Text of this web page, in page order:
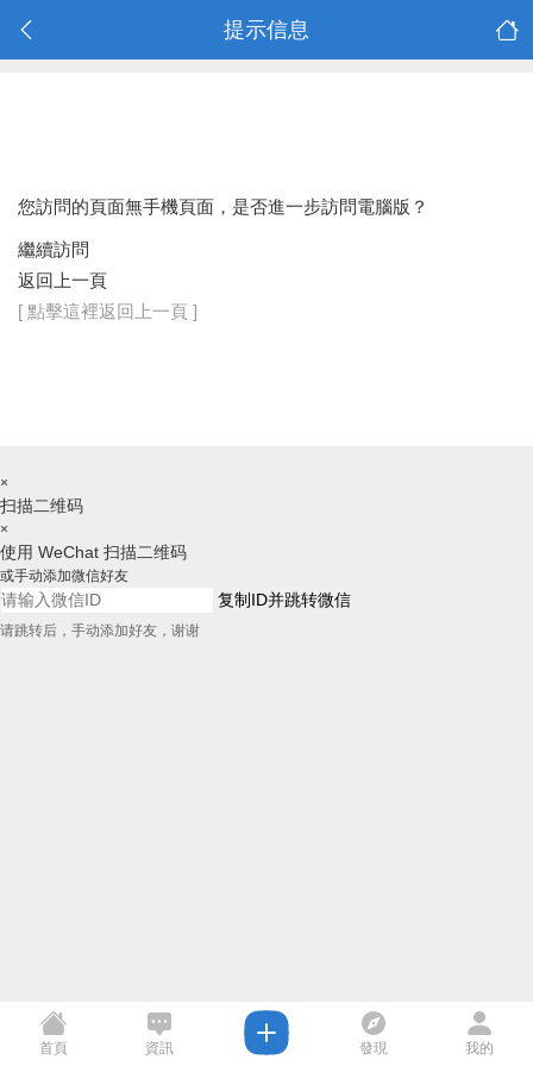
提示信息
您訪問的頁面無手機頁面，是否進一步訪問電腦版？
繼續訪問
返回上一頁
[ 點擊這裡返回上一頁 ]
×
扫描二维码
×
使用 WeChat 扫描二维码
或手动添加微信好友
复制ID并跳转微信
请跳转后，手动添加好友，谢谢
首頁 資訊 發現 我的